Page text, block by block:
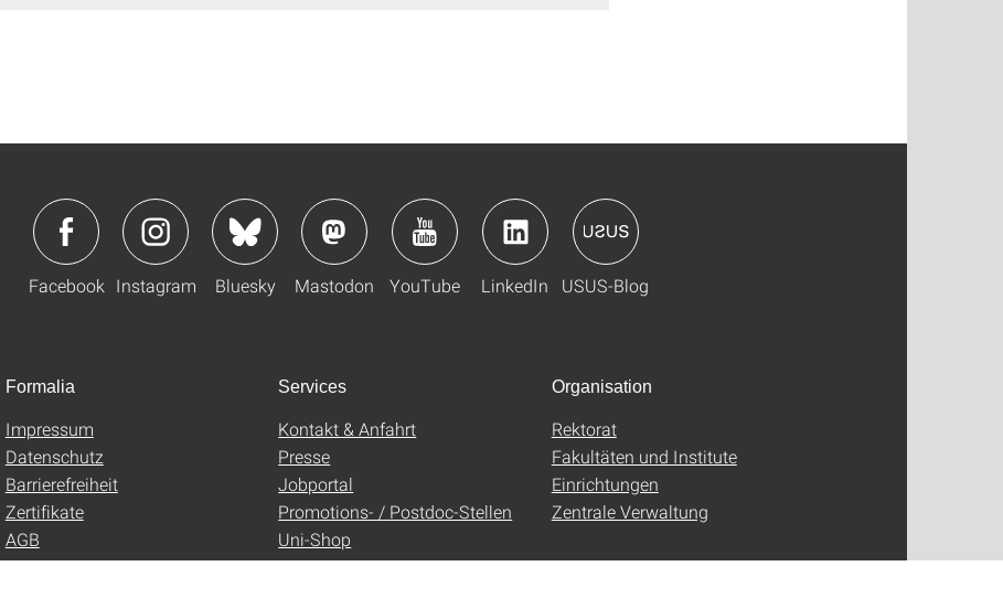
Facebook Instagram Bluesky Mastodon YouTube LinkedIn USUS-Blog
Formalia
Impressum
Datenschutz
Barrierefreiheit
Zertifikate
AGB
Services
Kontakt & Anfahrt
Presse
Jobportal
Promotions- / Postdoc-Stellen
Uni-Shop
Organisation
Rektorat
Fakultäten und Institute
Einrichtungen
Zentrale Verwaltung